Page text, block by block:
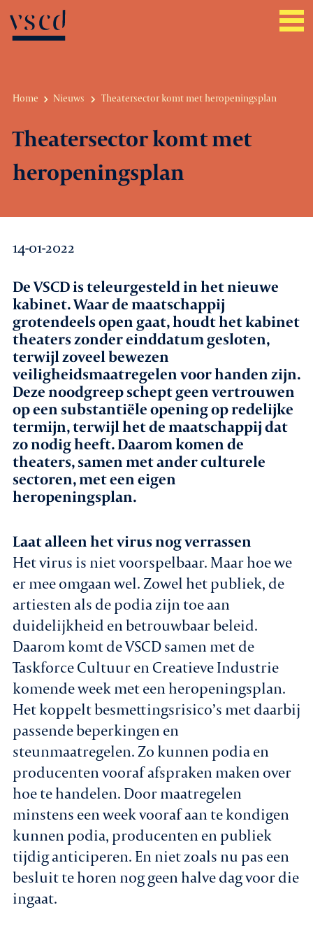
Werkgeverszaken
Lid worden
Agenda
Leden
Nieuws
In gesprek met leden
Vacatures
Contact
Aanmelden nieuwsbrief
Home Nieuws Theatersector komt met heropeningsplan
Theatersector komt met
heropeningsplan
14-01-2022
De VSCD is teleurgesteld in het nieuwe
kabinet. Waar de maatschappij
grotendeels open gaat, houdt het kabinet
theaters zonder einddatum gesloten,
terwijl zoveel bewezen
veiligheidsmaatregelen voor handen zijn.
Deze noodgreep schept geen vertrouwen
op een substantiële opening op redelijke
termijn, terwijl het de maatschappij dat
zo nodig heeft. Daarom komen de
theaters, samen met ander culturele
sectoren, met een eigen
heropeningsplan.
Laat alleen het virus nog verrassen
Het virus is niet voorspelbaar. Maar hoe we
er mee omgaan wel. Zowel het publiek, de
artiesten als de podia zijn toe aan
duidelijkheid en betrouwbaar beleid.
Daarom komt de VSCD samen met de
Taskforce Cultuur en Creatieve Industrie
komende week met een heropeningsplan.
Het koppelt besmettingsrisico’s met daarbij
passende beperkingen en
steunmaatregelen. Zo kunnen podia en
producenten vooraf afspraken maken over
hoe te handelen. Door maatregelen
minstens een week vooraf aan te kondigen
kunnen podia, producenten en publiek
tijdig anticiperen. En niet zoals nu pas een
besluit te horen nog geen halve dag voor die
ingaat.